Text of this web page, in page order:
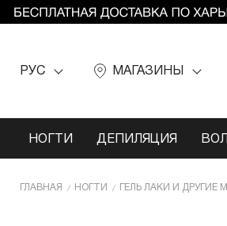
РУС МАГАЗИНЫ
НОГТИ ДЕПИЛЯЦИЯ
ГЛАВНАЯ НОГТИ ГЕЛЬ ЛАКИ И ДРУГИЕ